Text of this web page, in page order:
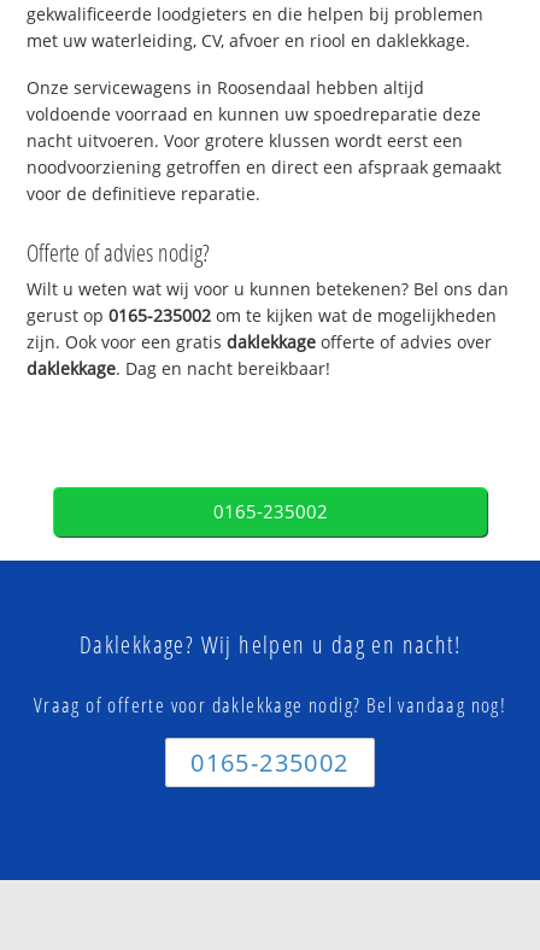
gekwalificeerde loodgieters en die helpen bij problemen
met uw waterleiding, CV, afvoer en riool en daklekkage.
Onze servicewagens in Roosendaal hebben altijd
voldoende voorraad en kunnen uw spoedreparatie deze
nacht uitvoeren. Voor grotere klussen wordt eerst een
noodvoorziening getroffen en direct een afspraak gemaakt
voor de definitieve reparatie.
Offerte of advies nodig?
Wilt u weten wat wij voor u kunnen betekenen? Bel ons dan
gerust op0165-235002 om te kijken wat de mogelijkheden
zijn. Ook voor een gratisdaklekkage offerte of advies over
daklekkage. Dag en nacht bereikbaar!
0165-235002
Daklekkage? Wij helpen u dag en nacht!
Vraag of offerte voor daklekkage nodig? Bel vandaag nog!
0165-235002